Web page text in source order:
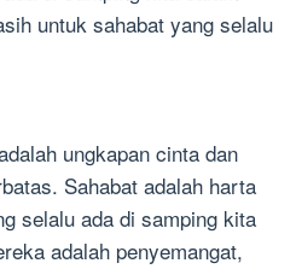
untuk sahabat yang selalu
ungkapan cinta dan
Sahabat adalah harta
selalu ada di samping kita
adalah penyemangat,